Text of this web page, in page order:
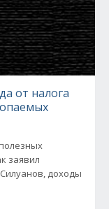
от налога
заявил
доходы